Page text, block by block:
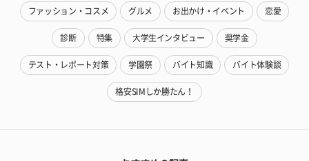
ファッション・コスメ グルメ お出かけ・イベント 恋愛
診断 特集 大学生インタビュー 奨学金
テスト・レポート対策 学園祭 バイト知識 バイト体験談
格安SIMしか勝たん！